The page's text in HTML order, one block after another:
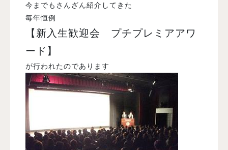
オープンキャンパス
訪問者別メニュー
今までもさんざん紹介してきた
毎年恒例
【新入生歓迎会 プチプレミアアワ
ード】
が行われたのであります